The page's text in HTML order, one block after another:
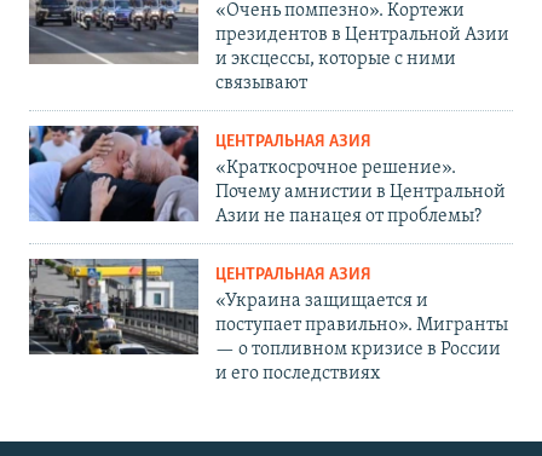
«Очень помпезно». Кортежи
президентов в Центральной Азии
и эксцессы, которые с ними
связывают
ЦЕНТРАЛЬНАЯ АЗИЯ
«Краткосрочное решение».
Почему амнистии в Центральной
Азии не панацея от проблемы?
ЦЕНТРАЛЬНАЯ АЗИЯ
«Украина защищается и
поступает правильно». Мигранты
— о топливном кризисе в России
и его последствиях